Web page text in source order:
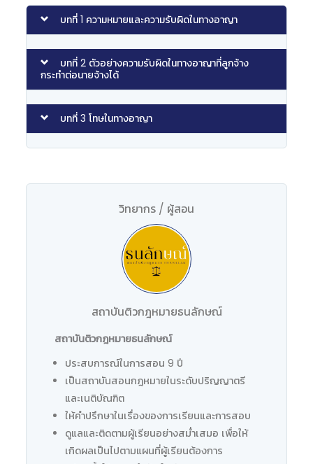
บทที่ 1 ความหมายและความรับผิดในทางอาญา
บทที่ 2 ตัวอย่างความรับผิดในทางอาญาที่ลูกจ้าง
กระทำต่อนายจ้างได้
บทที่ 3 โทษในทางอาญา
วิทยากร / ผู้สอน
สถาบันติวกฎหมายธนลักษณ์
สถาบันติวกฎหมายธนลักษณ์
ประสบการณ์ในการสอน 9 ปี
เป็นสถาบันสอนกฎหมายในระดับปริญญาตรี
และเนติบัณฑิต
ให้คำปรึกษาในเรื่องของการเรียนและการสอบ
ดูแลและติดตามผู้เรียนอย่างสม่ำเสมอ เพื่อให้
เกิดผลเป็นไปตามแผนที่ผู้เรียนต้องการ